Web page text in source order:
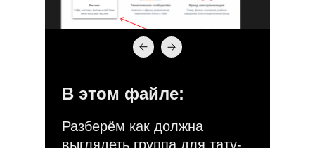
В этом файле:
Разберём как должна
выглядеть группа для тату-